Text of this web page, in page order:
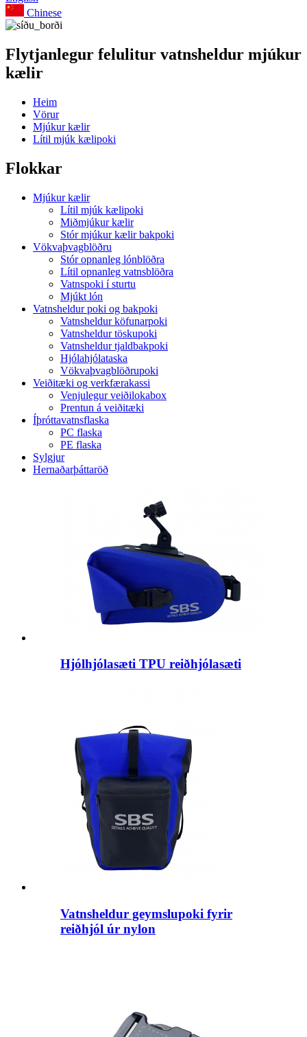
Chinese
Flytjanlegur felulitur vatnsheldur mjúkur
kælir
Heim
Vörur
Mjúkur kælir
Lítil mjúk kælipoki
Flokkar
Mjúkur kælir
Lítil mjúk kælipoki
Miðmjúkur kælir
Stór mjúkur kælir bakpoki
Vökvaþvagblöðru
Stór opnanleg lónblöðra
Lítil opnanleg vatnsblöðra
Vatnspoki í sturtu
Mjúkt lón
Vatnsheldur poki og bakpoki
Vatnsheldur köfunarpoki
Vatnsheldur töskupoki
Vatnsheldur tjaldbakpoki
Hjólahjólataska
Vökvaþvagblöðrupoki
Veiðitæki og verkfærakassi
Venjulegur veiðilokabox
Prentun á veiðitæki
Íþróttavatnsflaska
PC flaska
PE flaska
Sylgjur
Hernaðarþáttaröð
Hjólhjólasæti TPU reiðhjólasæti
Vatnsheldur geymslupoki fyrir
reiðhjól úr nylon